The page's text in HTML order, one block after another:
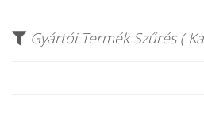
Gyártói Termék Szűrés (